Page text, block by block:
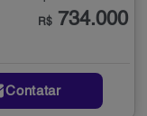
R$ 734.000
Contatar